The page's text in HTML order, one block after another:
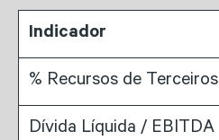
Indicador
% Recursos de Terceiros
Dívida Líquida / EBITDA